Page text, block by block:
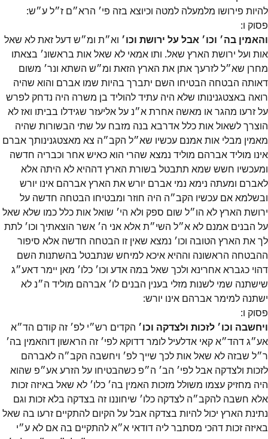
להיות פירושו מלמעלה למטה וכיוצא בזה פי׳ הרא״ם ז״ל ע״ש:
פסוק ו:
והאמין בה׳ וכו׳ אבל על ירושת וכו׳ וא״ת ומ״ש דעל זאת לא שאל
אות ועל ירושת הארץ שאל. ותו אמאי לא שאל אות בראשונ׳ בצאתו
מחרן שא״ל לזרעך אתן את הארץ הזאת ומ״ש השתא ונר׳ משום
דאותה הבטחה הבטיחו השם יתברך בהיות שמו אברם והוא שהיה
רואה באצטגנינותו שלא היה עתיד להוליד בן משרה היה נדחק לפרש
על זרעו מהגר או מאשה אחרת א״נ על אליעזר שגידלו בביתו ואז לא
הוצרך לשאול אות כלל אדרבא בנה מזבח על שתי הבשורות שהיה
מאמין מבלי אות אמנם עכשיו שא״ל הקב״ה צא מאצטגנינותך אברם
אינו מוליד אברהם מוליד נמצא שהרי הוא כאיש אחר וכבריה חדשה
ומעכשיו חשש שמא תתבטל בשורת הארץ דההיא לא היתה אלא
לאברם ומעתה נימא נמי אברם יורש את הארץ אברהם אינו יורש
ובשלמא אם עכשיו הקב״ה היה חוזר ומבטיחו הבטחה חדשה על
ירושת הארץ לא הו״ל שום ספק ולא הי׳ שואל אות כלל כמו שלא שאל
על הבנים אמנם לא א״ל השי״ת אלא אני ה׳ אשר הוצאתיך וכו׳ לתת
לך את הארץ הטובה וכו׳ נמצא שאין זו הבטחה חדשה אלא סיפור
ההבטחה הראשונה וההיא איכא למיחש שנתבטל בהשתנות השם
דהוי כגברא אחרינא ולכך שאל במה אדע וכו׳ כלו׳ מאן יימר דאע״ג
שישתנה שמי לשנות מזלי בענין הבנים לו׳ אברהם מוליד ה״נ לא
ישתנה למימר אברהם אינו יורש:
פסוק ו:
ויחשבה וכו׳ לזכות ולצדקה וכו׳ הקדים רש״י לפ׳ זה קודם הד״א
אע״ג דהד״א קאי אדלעיל לומר דדוקא לפי׳ זה הראשון דוהאמין בה׳
ר״ל שבזה לא שאל אות לכך שייך לפ׳ ויחשבה הקב״ה לאברהם
לזכות ולצדקה אבל לפי׳ הב׳ ה״פ כשהבטיחו על הזרע אע״פ שהוא
היה מחזיק עצמו משולל מזכות האמין בה׳ כלו׳ לא שאל באיזה זכות
אלא חשבה להקב״ה לצדקה כלו׳ שיחוננו זה בצדקה בלא זכות וגם
נתינת הארץ יכול להיות בצדקה אבל על הקיום להתקיים זרעו בה שאל
באיזה זכות דהכי מסתבר ליה דודאי א״א להתקיים בה אם לא ע״י